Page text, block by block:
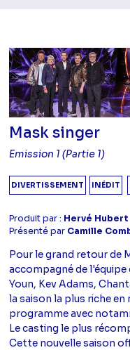
Mask singer
Emission 1 (Partie 1)
DIVERTISSEMENT INÉDIT
Produit par : Hervé Hubert
Présenté par Camille
Pour le grand retour de
accompagné de
Youn, Kev Adams,
la saison la plus riche
programme avec
Le casting le plus
Cette nouvelle saison